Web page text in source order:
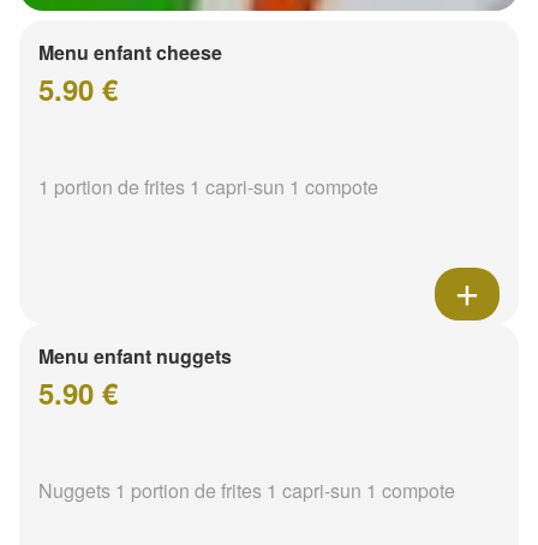
Menu enfant cheese
5.90 €
1 portion de frites 1 capri-sun 1 compote
Menu enfant nuggets
5.90 €
Nuggets 1 portion de frites 1 capri-sun 1 compote